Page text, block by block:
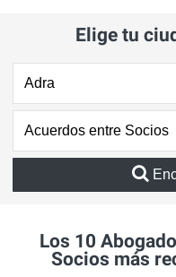
Elige tu
Los 10
Socios más